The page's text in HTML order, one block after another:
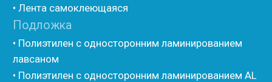
• Энергофлекс
• Вспененный каучук
• Вспененные EPDM уплотнители
• Изоком Жгут
• Стенофлекс Шнур